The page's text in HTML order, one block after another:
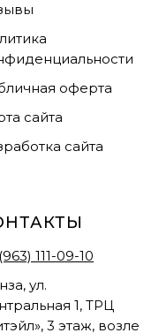
оферта
сайта
сайта
111-09-10
ул.
1, ТРЦ
3 этаж, возле